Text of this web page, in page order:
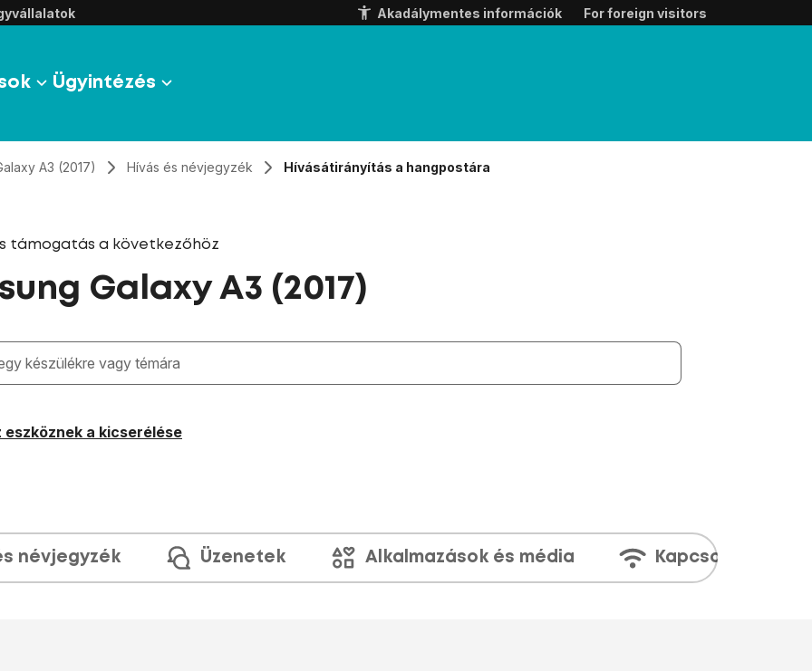
Akadálymentes információk For foreign visitors
Ügyintézés
A3 (2017) Hívás és névjegyzék Hívásátirányítás a hangpostára
támogatás a következőhöz
Galaxy A3 (2017)
megjelennek a keresési javaslatok a mező alatt
eszköznek a kicserélése
névjegyzék Üzenetek Alkalmazások és média Kapcsolatok